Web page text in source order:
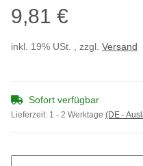
9,81 €
inkl. 19% USt. , zzgl. Versand
Sofort verfügbar
Lieferzeit: 1 - 2 Werktage (DE -